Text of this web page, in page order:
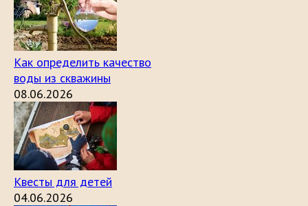
Как определить качество
воды из скважины
08.06.2026
Квесты для детей
04.06.2026